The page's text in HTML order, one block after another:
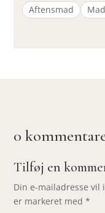
Aftensmad
0
Tilføj en
Din e-mailadresse vil
er markeret med*